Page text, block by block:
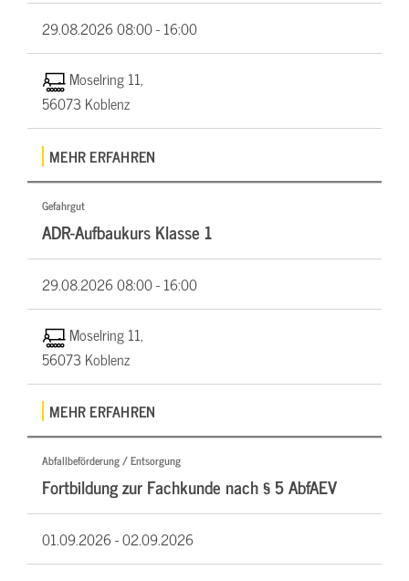
29.08.202608:00 - 16:00
Moselring 11,
56073 Koblenz
MEHR ERFAHREN
Gefahrgut
ADR-Aufbaukurs Klasse 1
29.08.202608:00 - 16:00
Moselring 11,
56073 Koblenz
MEHR ERFAHREN
Abfallbeförderung / Entsorgung
Fortbildung zur Fachkunde nach § 5 AbfAEV
01.09.2026 -02.09.2026